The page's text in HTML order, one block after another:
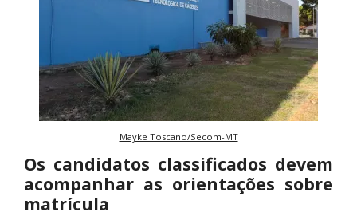
Mayke Toscano/Secom-MT
Os candidatos classificados devem
acompanhar as orientações sobre
matrícula